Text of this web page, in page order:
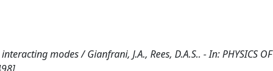
modes / Gianfrani, J.A., Rees, D.A.S.. - In: PHYSICS OF